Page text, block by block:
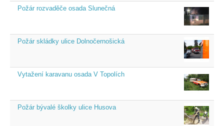
Požár rozvaděče osada Slunečná
Požár skládky ulice Dolnočernošická
Vytažení karavanu osada V Topolích
Požár bývalé školky ulice Husova